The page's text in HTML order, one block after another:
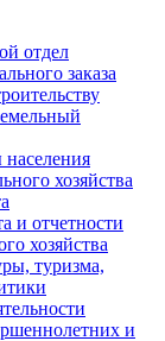
отдел
заказа
хозяйства
и отчетности
хозяйства
туризма,
и